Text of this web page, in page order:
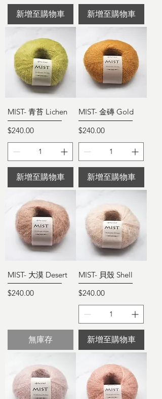
新增至購物車 新增至購物車
MIST- 青苔 Lichen
價格
$240.00
新增至購物車
MIST- 金磚 Gold
價格
$240.00
新增至購物車
MIST- 大漠 Desert
價格
$240.00
無庫存
MIST- 貝殼 Shell
價格
$240.00
新增至購物車